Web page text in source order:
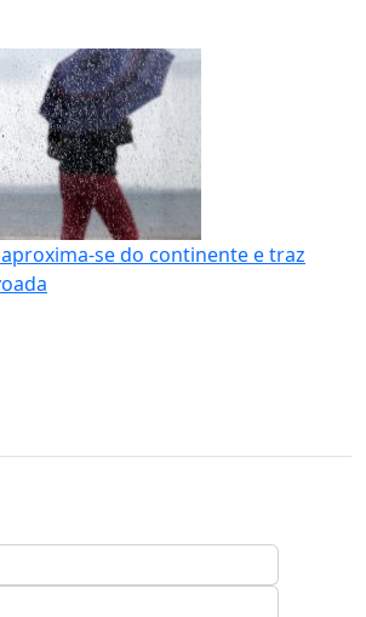
se do continente e traz